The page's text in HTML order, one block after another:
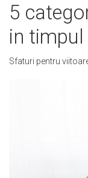
5
in
Sfaturi pentru